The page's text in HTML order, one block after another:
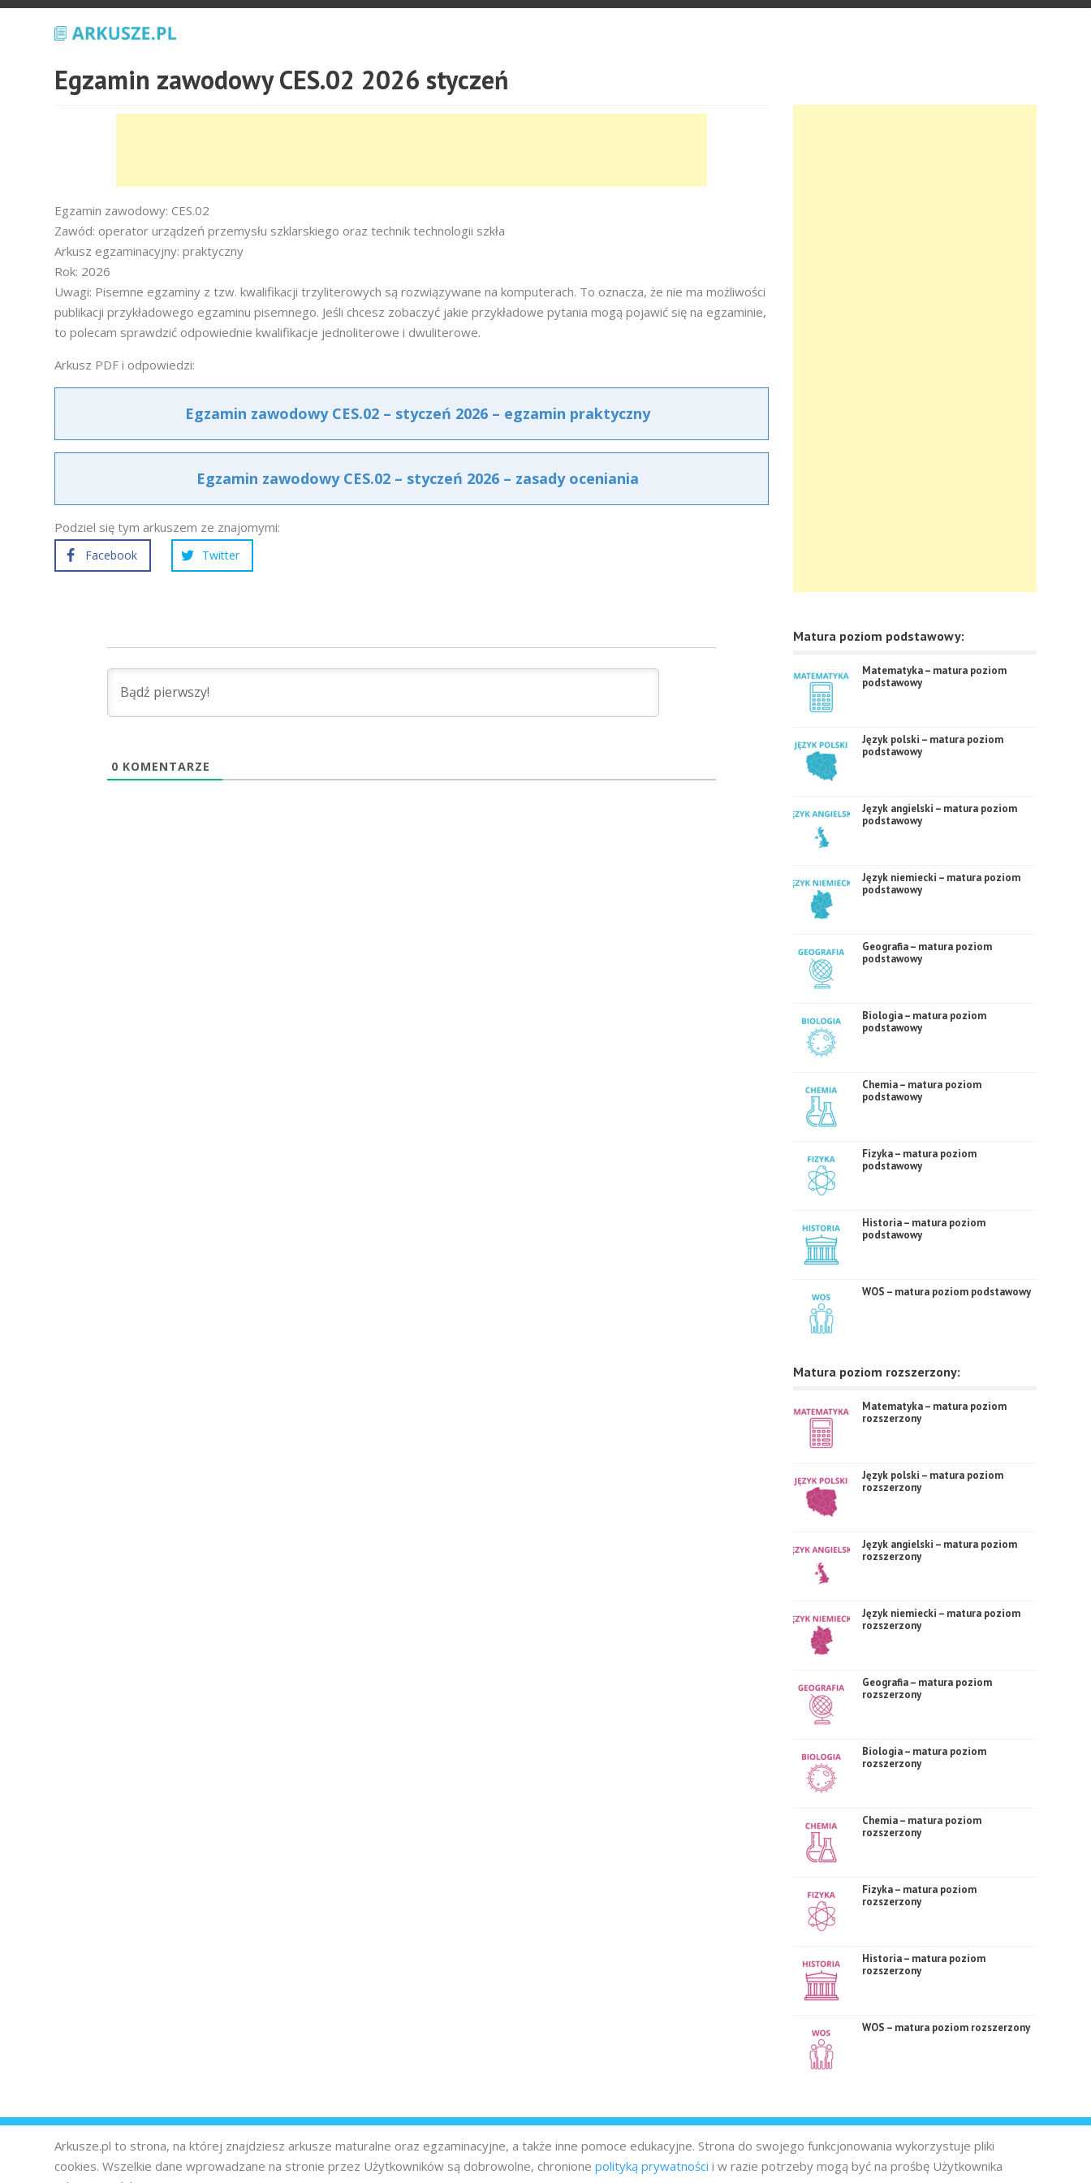
Egzamin zawodowy CES.02 2026 styczeń
Egzamin zawodowy: CES.02
Zawód: operator urządzeń przemysłu szklarskiego oraz technik technologii szkła
Arkusz egzaminacyjny: praktyczny
Rok: 2026
Uwagi: Pisemne egzaminy z tzw. kwalifikacji trzyliterowych są rozwiązywane na komputerach. To oznacza, że nie ma możliwości
publikacji przykładowego egzaminu pisemnego. Jeśli chcesz zobaczyć jakie przykładowe pytania mogą pojawić się na egzaminie,
to polecam sprawdzić odpowiednie kwalifikacje jednoliterowe i dwuliterowe.
Arkusz PDF i odpowiedzi:
Egzamin zawodowy CES.02 – styczeń 2026 – egzamin praktyczny
Egzamin zawodowy CES.02 – styczeń 2026 – zasady oceniania
Podziel się tym arkuszem ze znajomymi:
Facebook Twitter
0 KOMENTARZE
Matura poziom podstawowy:
Matematyka – matura poziom
podstawowy
Język polski – matura poziom
podstawowy
Język angielski – matura poziom
podstawowy
Język niemiecki – matura poziom
podstawowy
Geografia – matura poziom
podstawowy
Biologia – matura poziom
podstawowy
Chemia – matura poziom
podstawowy
Fizyka – matura poziom
podstawowy
Historia – matura poziom
podstawowy
WOS – matura poziom podstawowy
Matura poziom rozszerzony:
Matematyka – matura poziom
rozszerzony
Język polski – matura poziom
rozszerzony
Język angielski – matura poziom
rozszerzony
Język niemiecki – matura poziom
rozszerzony
Geografia – matura poziom
rozszerzony
Biologia – matura poziom
rozszerzony
Chemia – matura poziom
rozszerzony
Fizyka – matura poziom
rozszerzony
Historia – matura poziom
rozszerzony
WOS – matura poziom rozszerzony
Arkusze.pl to strona, na której znajdziesz arkusze maturalne oraz egzaminacyjne, a także inne pomoce edukacyjne. Strona do swojego funkcjonowania wykorzystuje pliki
cookies. Wszelkie dane wprowadzane na stronie przez Użytkowników są dobrowolne, chronione polityką prywatności i w razie potrzeby mogą być na prośbę Użytkownika